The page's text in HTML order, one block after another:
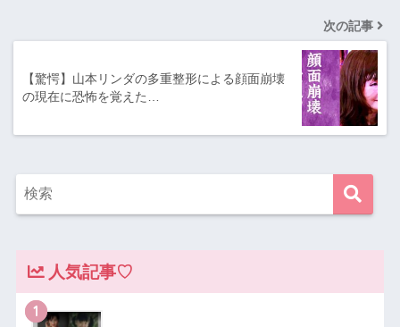
次の記事
【驚愕】山本リンダの多重整形による顔面崩壊
の現在に恐怖を覚えた…
人気記事♡
1